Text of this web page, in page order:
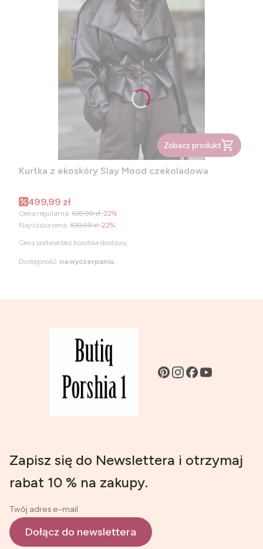
Zobacz produkt
Kurtka z ekoskóry Slay Mood czekoladowa
Cena promocyjna
499,99 zł
Cena regularna: 639,99 zł-22%
Najniższa cena: 639,99 zł-22%
Ceny podane bez kosztów dostawy.
Dostępność: na wyczerpaniu
Zapisz się do Newslettera i otrzymaj
rabat 10 % na zakupy.
Twój adres e-mail
Dołącz do newslettera